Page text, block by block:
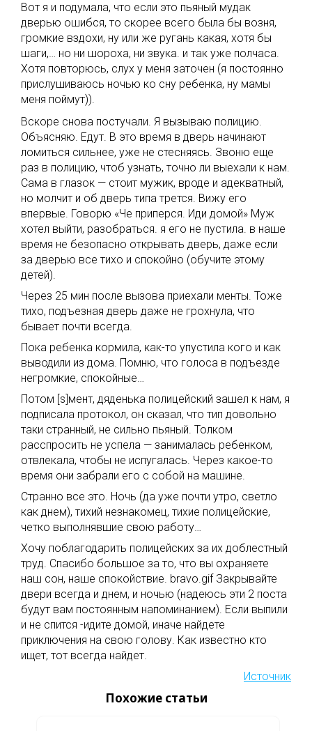
Вот я и подумала, что если это пьяный мудак
дверью ошибся, то скорее всего была бы возня,
громкие вздохи, ну или же ругань какая, хотя бы
шаги,… но ни шороха, ни звука. и так уже полчаса.
Хотя повторюсь, слух у меня заточен (я постоянно
прислушиваюсь ночью ко сну ребенка, ну мамы
меня поймут)).
Вскоре снова постучали. Я вызываю полицию.
Объясняю. Едут. В это время в дверь начинают
ломиться сильнее, уже не стесняясь. Звоню еще
раз в полицию, чтоб узнать, точно ли выехали к нам.
Сама в глазок — стоит мужик, вроде и адекватный,
но молчит и об дверь типа трется. Вижу его
впервые. Говорю «Че приперся. Иди домой» Муж
хотел выйти, разобраться. я его не пустила. в наше
время не безопасно открывать дверь, даже если
за дверью все тихо и спокойно (обучите этому
детей).
Через 25 мин после вызова приехали менты. Тоже
тихо, подъезная дверь даже не грохнула, что
бывает почти всегда.
Пока ребенка кормила, как-то упустила кого и как
выводили из дома. Помню, что голоса в подъезде
негромкие, спокойные…
Потом [s]мент, дяденька полицейский зашел к нам, я
подписала протокол, он сказал, что тип довольно
таки странный, не сильно пьяный. Толком
расспросить не успела — занималась ребенком,
отвлекала, чтобы не испугалась. Через какое-то
время они забрали его с собой на машине.
Странно все это. Ночь (да уже почти утро, светло
как днем), тихий незнакомец, тихие полицейские,
четко выполнявшие свою работу…
Хочу поблагодарить полицейских за их доблестный
труд. Спасибо большое за то, что вы охраняете
наш сон, наше спокойствие. bravo.gif Закрывайте
двери всегда и днем, и ночью (надеюсь эти 2 поста
будут вам постоянным напоминанием). Если выпили
и не спится -идите домой, иначе найдете
приключения на свою голову. Как известно кто
ищет, тот всегда найдет.
Источник
Похожие статьи